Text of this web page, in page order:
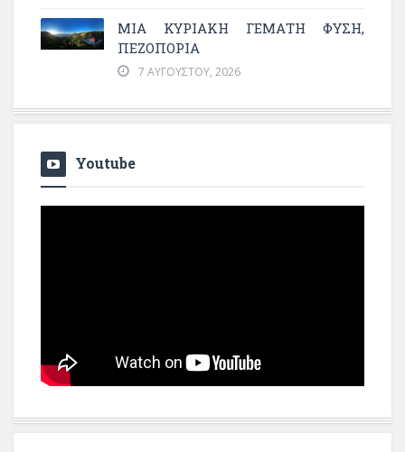
ΜΙΑ ΚΥΡΙΑΚΉ ΓΕΜΆΤΗ ΦΎΣΗ,
ΠΕΖΟΠΟΡΊΑ
7 ΑΥΓΟΎΣΤΟΥ, 2026
Youtube